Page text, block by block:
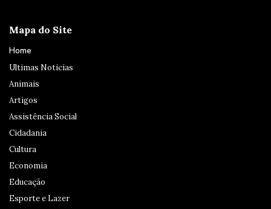
Mapa do Site
Home
Ultimas Noticias
Animais
Artigos
Assistência Social
Cidadania
Cultura
Economia
Educação
Esporte e Lazer